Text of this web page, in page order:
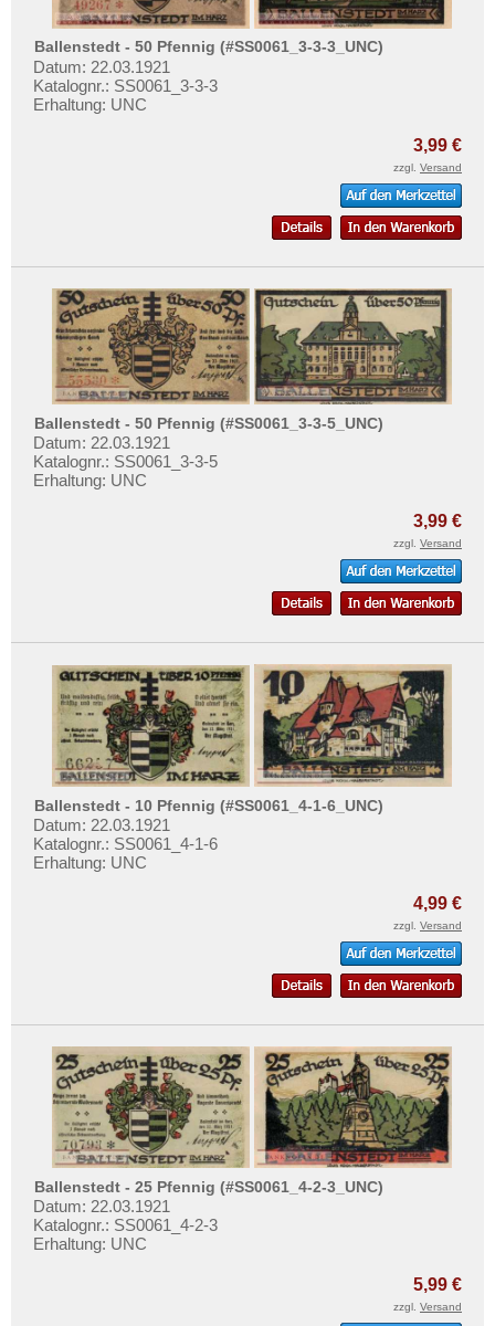
Braunlage
Braunschweig
Brehna
Bremen
Brüel
Brühl
Brunde - Rothenkrug
Brunshaupten
Buchau
Bückeburg
Burg auf Fehmarn
Burg b. Magdeburg
Burg in Süderdithmarschen
Bürgel
Burghausen
Burgsteinfurt
Buttstädt
Butzbach
Orte mit F...
Orte mit G...
Orte mit H...
Orte mit I...
Orte mit J...
Orte mit K...
Ballenstedt - 50 Pfennig (#SS0061_3-3-3_UNC)
Datum: 22.03.1921
Katalognr.: SS0061_3-3-3
Erhaltung: UNC
3,99 €
zzgl. Versand
Ballenstedt - 50 Pfennig (#SS0061_3-3-5_UNC)
Datum: 22.03.1921
Katalognr.: SS0061_3-3-5
Erhaltung: UNC
3,99 €
zzgl. Versand
Ballenstedt - 10 Pfennig (#SS0061_4-1-6_UNC)
Datum: 22.03.1921
Katalognr.: SS0061_4-1-6
Erhaltung: UNC
4,99 €
zzgl. Versand
Ballenstedt - 25 Pfennig (#SS0061_4-2-3_UNC)
Datum: 22.03.1921
Katalognr.: SS0061_4-2-3
Erhaltung: UNC
5,99 €
zzgl. Versand